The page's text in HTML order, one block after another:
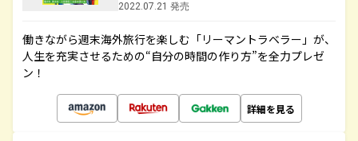
2022.07.21 発売
働きながら週末海外旅行を楽しむ「リーマントラベラー」が、
人生を充実させるための“自分の時間の作り方”を全力プレゼ
ン！
詳細を見る